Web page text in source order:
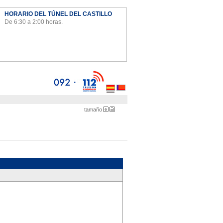
HORARIO DEL TÚNEL DEL CASTILLO
De 6:30 a 2:00 horas.
tamaño